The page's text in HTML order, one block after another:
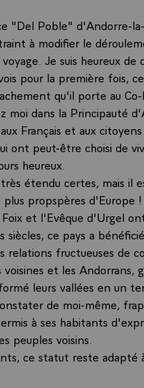
"Del Poble" d'Andorre-
à modifier le
Je suis heureux de
pour la première fois,
qu'il porte au
moi dans la Principauté
Français et aux citoyens
ont peut-être choisi de
heureux.
étendu certes, mais il
propspères d'Europe
et l'Evêque d'Urgel
ce pays a
relations fructueuses de
et les Andorrans,
leurs vallées en un
de moi-même,
à ses habitants
peuples voisins.
ce statut reste adapté